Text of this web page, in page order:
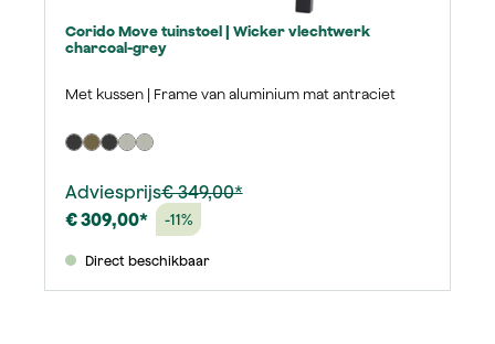
Corido Move tuinstoel | Wicker vlechtwerk
charcoal-grey
Met kussen | Frame van aluminium mat antraciet
Adviesprijs€ 349,00*
€ 309,00*
-11%
Direct beschikbaar